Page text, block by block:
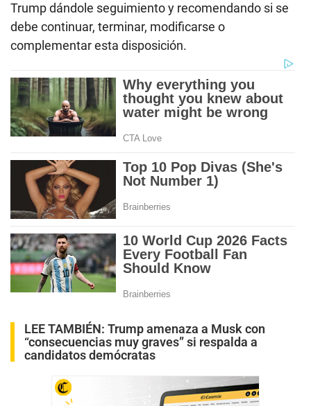
Trump dándole seguimiento y recomendando si se
debe continuar, terminar, modificarse o
complementar esta disposición.
LEE TAMBIÉN: Trump amenaza a Musk con
“consecuencias muy graves” si respalda a
candidatos demócratas